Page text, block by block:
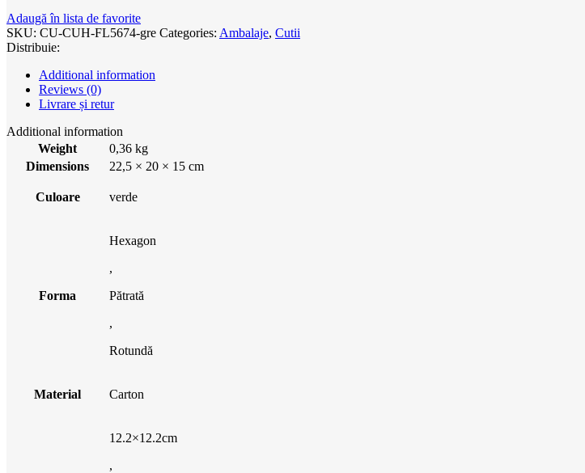
Adaugă în lista de favorite
SKU: CU-CUH-FL5674-gre Categories: Ambalaje, Cutii
Distribuie:
Additional information
Reviews (0)
Livrare și retur
Additional information
Weight
0,36 kg
Dimensions
22,5 × 20 × 15 cm
Culoare verde
Forma
Hexagon
,
Pătrată
,
Rotundă
Material Carton
12.2×12.2cm
,